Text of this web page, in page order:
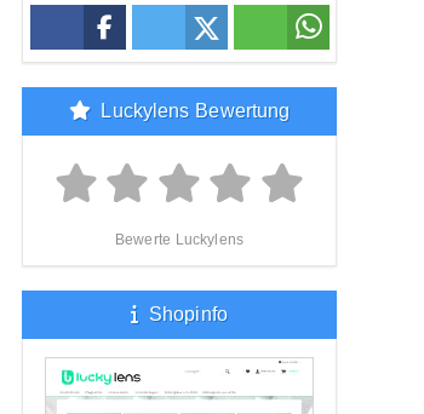
Luckylens Bewertung
Bewerte Luckylens
Shopinfo